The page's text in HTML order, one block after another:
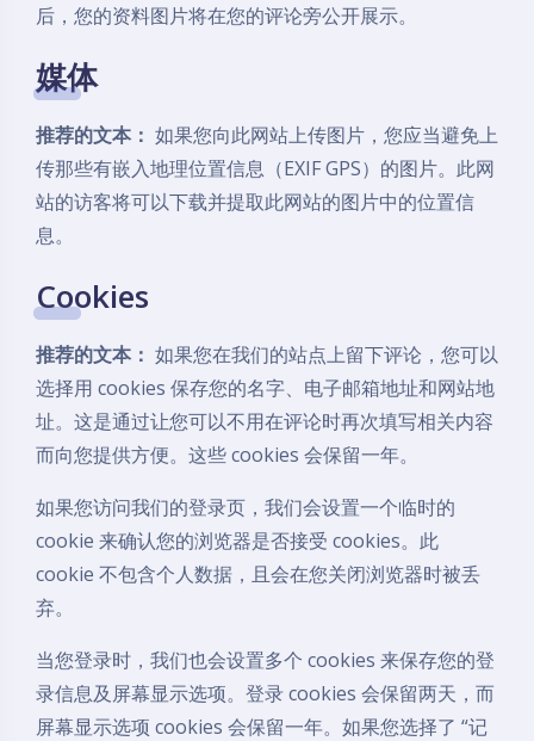
后，您的资料图片将在您的评论旁公开展示。
媒体
推荐的文本： 如果您向此网站上传图片，您应当避免上
传那些有嵌入地理位置信息（EXIF GPS）的图片。此网
站的访客将可以下载并提取此网站的图片中的位置信
息。
Cookies
推荐的文本： 如果您在我们的站点上留下评论，您可以
选择用 cookies 保存您的名字、电子邮箱地址和网站地
址。这是通过让您可以不用在评论时再次填写相关内容
而向您提供方便。这些 cookies 会保留一年。
如果您访问我们的登录页，我们会设置一个临时的
cookie 来确认您的浏览器是否接受 cookies。此
cookie 不包含个人数据，且会在您关闭浏览器时被丢
弃。
当您登录时，我们也会设置多个 cookies 来保存您的登
录信息及屏幕显示选项。登录 cookies 会保留两天，而
屏幕显示选项 cookies 会保留一年。如果您选择了 “记